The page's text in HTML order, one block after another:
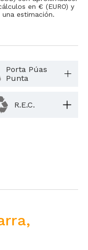
en € (EURO) y
estimación.
Porta Púas
Punta
R.E.C.